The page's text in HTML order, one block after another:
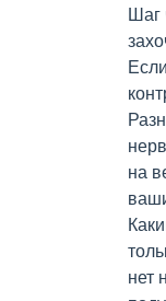
Шаг
на
нет